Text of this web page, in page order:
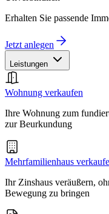
Erhalten Sie passende
Jetzt anlegen
Leistungen
Wohnung verkaufen
Ihre Wohnung zum
zur Beurkundung
Mehrfamilienhaus
Ihr Zinshaus veräußern,
Bewegung zu bringen